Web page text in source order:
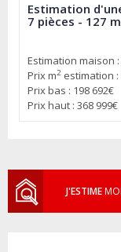
Estimation
7 pièces - 127 m
Estimation maison :
Prix m2 estimation :
Prix bas : 198 692€
Prix haut : 368 999€
J'ESTIME